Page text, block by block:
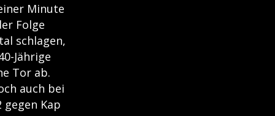
Minute
Folge
schlagen,
Jährige
Tor ab.
auch bei
Kap